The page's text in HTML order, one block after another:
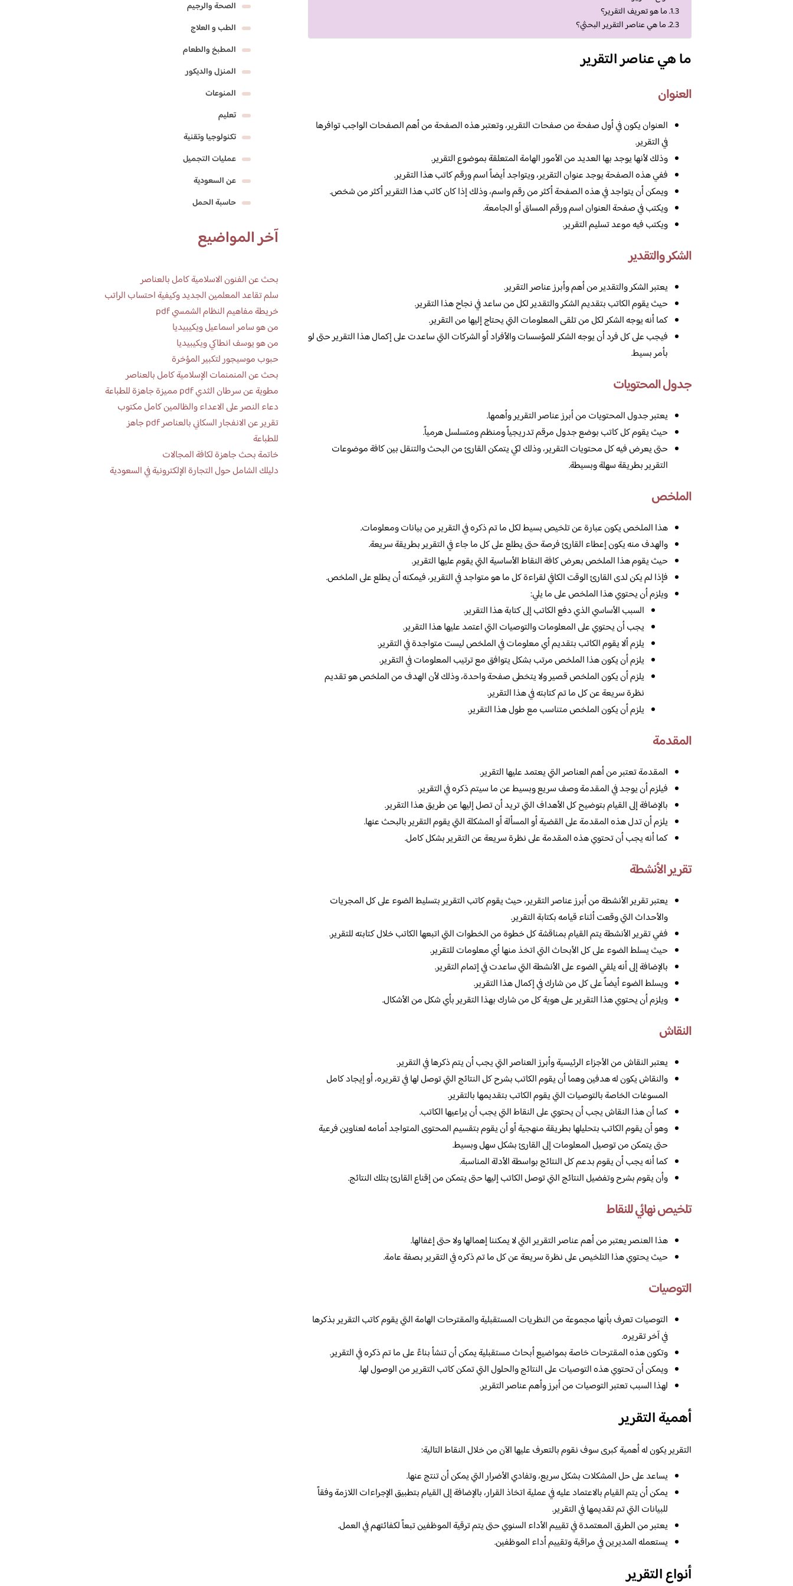
ما هو تعريف التقرير؟
ما هي عناصر التقرير البحثي؟
ما هي عناصر التقرير
العنوان
العنوان يكون في أول صفحة من صفحات التقرير، وتعتبر هذه الصفحة من أهم الصفحات الواجب توافرها
في التقرير.
وذلك لأنها يوجد بها العديد من الأمور الهامة المتعلقة بموضوع التقرير.
ففي هذه الصفحة يوجد عنوان التقرير، ويتواجد أيضاً اسم ورقم كاتب هذا التقرير.
ويمكن أن يتواجد في هذه الصفحة أكثر من رقم واسم، وذلك إذا كان كاتب هذا التقرير أكثر من شخص.
ويكتب في صفحة العنوان اسم ورقم المساق أو الجامعة.
ويكتب فيه موعد تسليم التقرير.
الشكر والتقدير
يعتبر الشكر والتقدير من أهم وأبرز عناصر التقرير.
حيث يقوم الكاتب بتقديم الشكر والتقدير لكل من ساعد في نجاح هذا التقرير.
كما أنه يوجه الشكر لكل من تلقى المعلومات التي يحتاج إليها من التقرير.
فيجب على كل فرد أن يوجه الشكر للمؤسسات والأفراد أو الشركات التي ساعدت على إكمال هذا التقرير حتى لو
بأمر بسيط.
جدول المحتويات
يعتبر جدول المحتويات من أبرز عناصر التقرير وأهمها.
حيث يقوم كل كاتب بوضع جدول مرقم تدريجياً ومنظم ومتسلسل هرمياً.
حتى يعرض فيه كل محتويات التقرير، وذلك لكي يتمكن القارئ من البحث والتنقل بين كافة موضوعات
التقرير بطريقة سهلة وبسيطة.
الملخص
هذا الملخص يكون عبارة عن تلخيص بسيط لكل ما تم ذكره في التقرير من بيانات ومعلومات.
والهدف منه يكون إعطاء القارئ فرصة حتى يطلع على كل ما جاء في التقرير بطريقة سريعة.
حيث يقوم هذا الملخص بعرض كافة النقاط الأساسية التي يقوم عليها التقرير.
فإذا لم يكن لدى القارئ الوقت الكافي لقراءة كل ما هو متواجد في التقرير، فيمكنه أن يطلع على الملخص.
ويلزم أن يحتوي هذا الملخص على ما يلي:
السبب الأساسي الذي دفع الكاتب إلى كتابة هذا التقرير.
يجب أن يحتوي على المعلومات والتوصيات التي اعتمد عليها هذا التقرير.
يلزم ألا يقوم الكاتب بتقديم أي معلومات في الملخص ليست متواجدة في التقرير.
يلزم أن يكون هذا الملخص مرتب بشكل يتوافق مع ترتيب المعلومات في التقرير.
يلزم أن يكون الملخص قصير ولا يتخطى صفحة واحدة، وذلك لأن الهدف من الملخص هو تقديم
نظرة سريعة عن كل ما تم كتابته في هذا التقرير.
يلزم أن يكون الملخص متناسب مع طول هذا التقرير.
المقدمة
المقدمة تعتبر من أهم العناصر التي يعتمد عليها التقرير.
فيلزم أن يوجد في المقدمة وصف سريع وبسيط عن ما سيتم ذكره في التقرير.
بالإضافة إلى القيام بتوضيح كل الأهداف التي تريد أن تصل إليها عن طريق هذا التقرير.
يلزم أن تدل هذه المقدمة على القضية أو المسألة أو المشكلة التي يقوم التقرير بالبحث عنها.
كما أنه يجب أن تحتوي هذه المقدمة على نظرة سريعة عن التقرير بشكل كامل.
تقرير الأنشطة
يعتبر تقرير الأنشطة من أبرز عناصر التقرير، حيث يقوم كاتب التقرير بتسليط الضوء على كل المجريات
والأحداث التي وقعت أثناء قيامه بكتابة التقرير.
ففي تقرير الأنشطة يتم القيام بمناقشة كل خطوة من الخطوات التي اتبعها الكاتب خلال كتابته للتقرير.
حيث يسلط الضوء على كل الأبحاث التي اتخذ منها أي معلومات للتقرير.
بالإضافة إلى أنه يلقي الضوء على الأنشطة التي ساعدت في إتمام التقرير.
ويسلط الضوء أيضاً على كل من شارك في إكمال هذا التقرير.
ويلزم أن يحتوي هذا التقرير على هوية كل من شارك بهذا التقرير بأي شكل من الأشكال.
النقاش
يعتبر النقاش من الأجزاء الرئيسية وأبرز العناصر التي يجب أن يتم ذكرها في التقرير.
والنقاش يكون له هدفين وهما أن يقوم الكاتب بشرح كل النتائج التي توصل لها في تقريره، أو إيجاد كامل
المسوغات الخاصة بالتوصيات التي يقوم الكاتب بتقديمها بالتقرير.
كما أن هذا النقاش يجب أن يحتوي على النقاط التي يجب أن يراعيها الكاتب.
وهو أن يقوم الكاتب بتحليلها بطريقة منهجية أو أن يقوم بتقسيم المحتوى المتواجد أمامه لعناوين فرعية
حتى يتمكن من توصيل المعلومات إلى القارئ بشكل سهل وبسيط.
كما أنه يجب أن يقوم بدعم كل النتائج بواسطة الأدلة المناسبة.
وأن يقوم بشرح وتفضيل النتائج التي توصل الكاتب إليها حتى يتمكن من إقناع القارئ بتلك النتائج.
تلخيص نهائي للنقاط
هذا العنصر يعتبر من أهم عناصر التقرير التي لا يمكننا إهمالها ولا حتى إغفالها.
حيث يحتوي هذا التلخيص على نظرة سريعة عن كل ما تم ذكره في التقرير بصفة عامة.
التوصيات
التوصيات تعرف بأنها مجموعة من النظريات المستقبلية والمقترحات الهامة التي يقوم كاتب التقرير بذكرها
في آخر تقريره.
وتكون هذه المقترحات خاصة بمواضيع أبحاث مستقبلية يمكن أن تنشأ بناءً على ما تم ذكره في التقرير.
ويمكن أن تحتوي هذه التوصيات على النتائج والحلول التي تمكن كاتب التقرير من الوصول لها.
لهذا السبب تعتبر التوصيات من أبرز وأهم عناصر التقرير.
أهمية التقرير
التقرير يكون له أهمية كبرى سوف نقوم بالتعرف عليها الآن من خلال النقاط التالية:
يساعد على حل المشكلات بشكل سريع، وتفادي الأضرار التي يمكن أن تنتج عنها.
يمكن أن يتم القيام بالاعتماد عليه في عملية اتخاذ القرار، بالإضافة إلى القيام بتطبيق الإجراءات اللازمة وفقاً
للبيانات التي تم تقديمها في التقرير.
يعتبر من الطرق المعتمدة في تقييم الأداء السنوي حتى يتم ترقية الموظفين تبعاً لكفائتهم في العمل.
يستعمله المديرين في مراقبة وتقييم أداء الموظفين.
أنواع التقرير
الصحة والرجيم
الطب و العلاج
المطبخ والطعام
المنزل والديكور
المنوعات
تعليم
تكنولوجيا وتقنية
عمليات التجميل
عن السعودية
حاسبة الحمل
آخر المواضيع
بحث عن الفنون الاسلامية كامل بالعناصر
سلم تقاعد المعلمين الجديد وكيفية احتساب الراتب
خريطة مفاهيم النظام الشمسي pdf
من هو سامر اسماعيل ويكيبيديا
من هو يوسف انطاكي ويكيبيديا
حبوب موسيجور لتكبير المؤخرة
بحث عن المنمنمات الإسلامية كامل بالعناصر
مطوية عن سرطان الثدي pdf مميزة جاهزة للطباعة
دعاء النصر على الاعداء والظالمين كامل مكتوب
تقرير عن الانفجار السكاني بالعناصر pdf جاهز
للطباعة
خاتمة بحث جاهزة لكافة المجالات
دليلك الشامل حول التجارة الإلكترونية في السعودية